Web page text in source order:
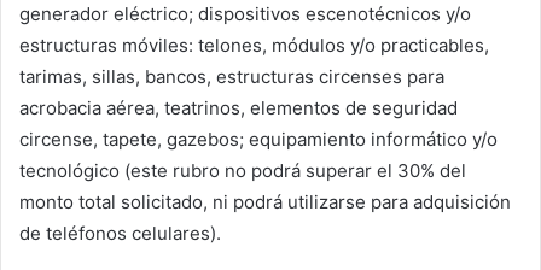
generador eléctrico; dispositivos escenotécnicos y/o
estructuras móviles: telones, módulos y/o practicables,
tarimas, sillas, bancos, estructuras circenses para
acrobacia aérea, teatrinos, elementos de seguridad
circense, tapete, gazebos; equipamiento informático y/o
tecnológico (este rubro no podrá superar el 30% del
monto total solicitado, ni podrá utilizarse para adquisición
de teléfonos celulares).